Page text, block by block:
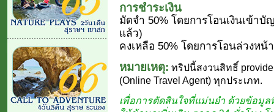
การชำระเงิน
มัดจำ 50% โดยการโอนเงินเข้า
แล้ว)
คงเหลือ 50% โดยการโอนล่วงห
หมายเหตุ: ทริปนี้สงวนสิทธิ์
(Online Travel Agent) ทุกประเภท.
เพื่อการตัดสินใจที่แม่นยำ ด้วยข้อมูล